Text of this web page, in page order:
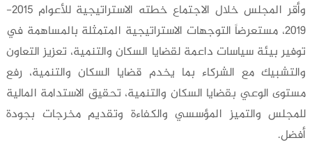
وأقر المجلس خلال الاجتماع خطته الاستراتيجية للأعوام 2015-
2019، مستعرضاً التوجهات الاستراتيجية المتمثلة بالمساهمة في
توفير بيئة سياسات داعمة لقضايا السكان والتنمية، تعزيز التعاون
والتشبيك مع الشركاء بما يخدم قضايا السكان والتنمية، رفع
مستوى الوعي بقضايا السكان والتنمية، تحقيق الاستدامة المالية
للمجلس والتميز المؤسسي والكفاءة وتقديم مخرجات بجودة
أفضل.